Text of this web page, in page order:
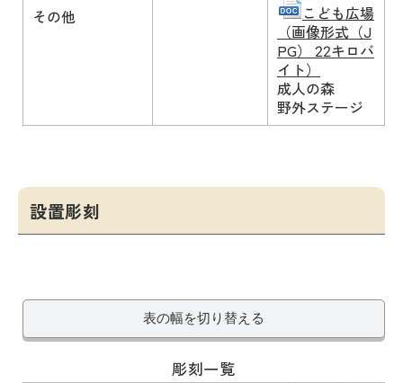
その他
こども広場
（画像形式（J
PG） 22キロバ
イト）
成人の森
野外ステージ
設置彫刻
表の幅を切り替える
彫刻一覧